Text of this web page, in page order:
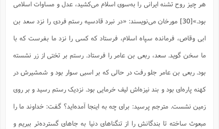
هر چیز روح تشنه ایرانی را به‌سوی اسلام می‌کشید، عدل و مساوات اسلامی
بود.»[30]
مورخان می‌نویسند: «در نبرد قادسیه رستم فردی را نزد سعد بن
ابی وقاص، ‌فرمانده سپاه اسلام، فرستاد که کسى را نزد ما بفرست که با
ما سخن گوید. سعد، ربعى بن عامر را فرستاد. رستم بر تختى از زر نشسته
بود. ربعی بن عامر جلو رفت در حالی که بر اسبى سوار بود و شمشیرش در
کهنه پاره‌اى بود و بند نیزه‌اش لیف خرمایى بود. نزدیک رستم رسید و بر روى
زمین نشست‌. مترجم پرسید: براى چه به اینجا آمده‌اید؟ گفت: خداوند ما را
مبعوث ساخته تا بندگانش را از تنگناهاى دنیا به جاهاى گسترده‌تر ببریم و